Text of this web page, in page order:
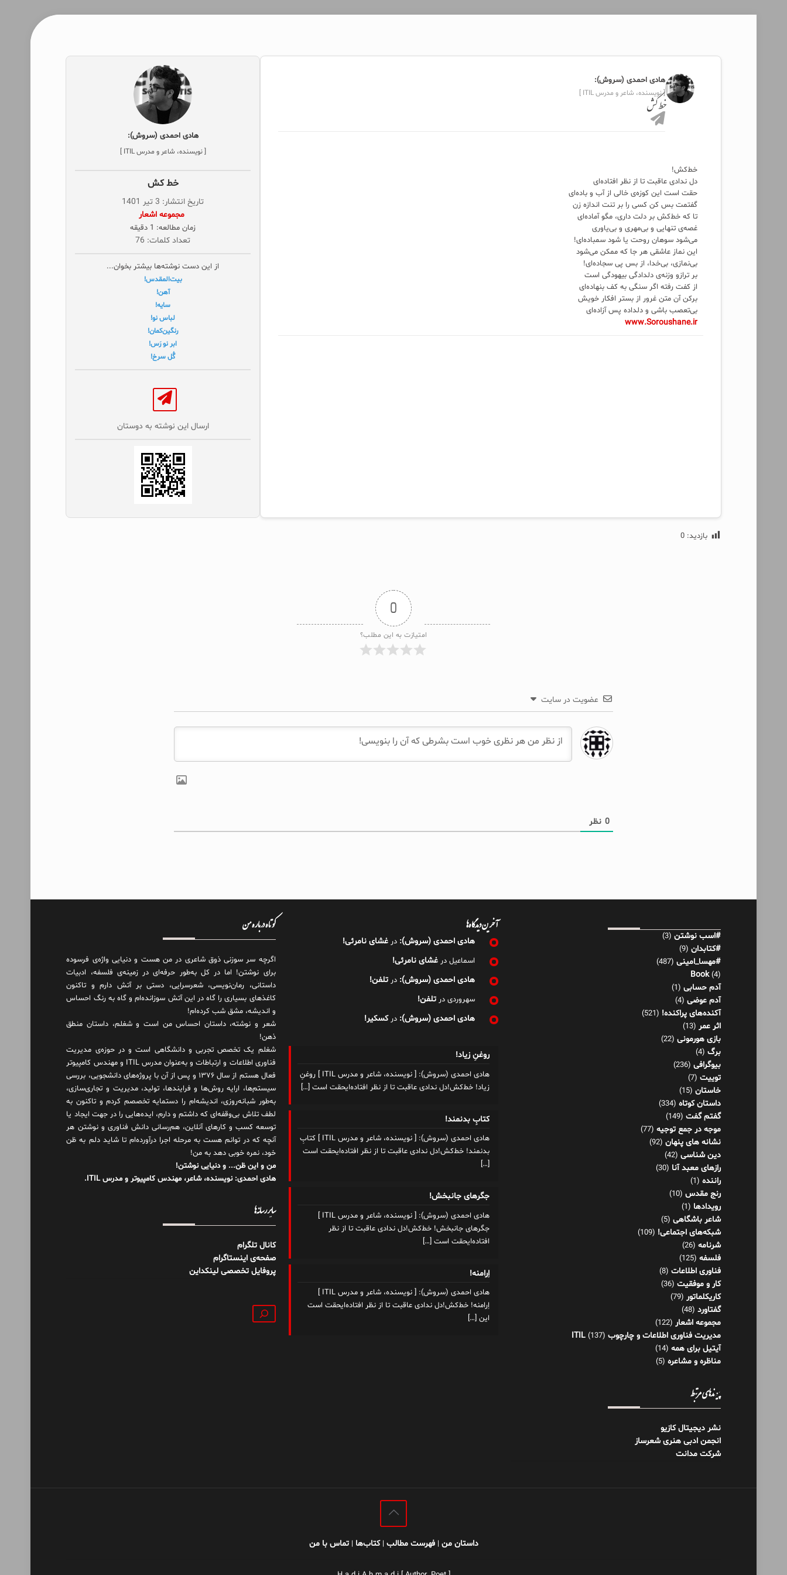
هادی احمدی (سروش):
[ نویسنده، شاعر و مدرس ITIL ]
خط‌‌ کش
خط‌کش!
دل ندادی عاقبت تا از نظر افتاده‌ای
حقت است این کوزه‌ی خالی از آب و باده‌ای
گفتمت بس کن کسی را بر تنت اندازه زن
تا که خط‌کش‌ بر دلت داری، مگو آماده‌ای
غصه‌ی تنهایی و بی‌مهری و بی‌یاوری
می‌شود سوهان روحت یا شود سمباده‌ای!
این نماز عاشقی هر جا که ممکن می‌شود
بی‌نمازی، بی‌خدا، از بس پی سجاده‌ای!
بر ترازو وزنه‌ی دلدادگی بیهودگی است
از کفت رفته اگر سنگی به کف بنهاده‌ای
برکن آن متن غرور از بستر افکار خویش
بی‌تعصب باشی و دلداده پس آزاده‌ای
www.Soroushane.ir
هادی احمدی (سروش):
[ نویسنده، شاعر و مدرس ITIL ]
خط‌‌ کش
تاریخ انتشار: 3 تیر 1401
‌ مجموعه اشعار
زمان مطالعه: 1 دقیقه
تعداد کلمات: 76
از این دست نوشته‌ها بیشتر بخوان...
بیت‌المقدس!
آهن!
سایه!
لباس نو!
رنگین‌کمان!
ابر نو رَس!
گُل سرخ!
ارسال این نوشته به دوستان‌
بازدید: 0
0
امتیازت به این مطلب؟
عضویت در سایت
0نظر
#اسب نوشتن (3)
#کتابدان (9)
#مهسا_امینی (487)
Book(4)
آدم حسابی (1)
آدم عوضی (4)
آکنده‌های پراکنده! (521)
اثر عمر (13)
بازی هورمونی (22)
برگ (4)
بیوگرافی (236)
توییت (7)
خاستان (15)
داستان کوتاه (334)
گفتم گفت (149)
موجه در جمع توجیه (77)
نشانه های پنهان (92)
دین شناسی (42)
رازهای معبد آنا (30)
راننده (1)
رنج مقدس (10)
رویدادها (1)
شاعر باشگاهی (5)
شبکه‌های اجتماعی! (109)
شرنامه (26)
فلسفه (125)
فناوری اطلاعات (8)
کار و موفقیت (36)
کاریکلماتور (79)
گفتاورد (48)
مجموعه اشعار (122)
مدیریت فناوری اطلاعات و چارچوب ITIL (137)
آیتیل برای همه (14)
مناظره و مشاعره (5)
پیوندهای مرتبط
نشر دیجیتال کازیو
انجمن ادبی هنری شعرساز
شرکت مدانت
آخرین دیدگاه‌ها
هادی احمدی (سروش): درغشای نامرئی!
اسماعیل درغشای نامرئی!
هادی احمدی (سروش): درتلفن!
سهروردی درتلفن!
هادی احمدی (سروش): درکسکیر!
روغنِ زیاد!
هادی احمدی (سروش): [ نویسنده، شاعر و مدرس ITIL ] روغنِ
زیاد! خط‌کش!دل ندادی عاقبت تا از نظر افتاده‌ایحقت است […]
کتابِ بدنمند!
هادی احمدی (سروش): [ نویسنده، شاعر و مدرس ITIL ] کتابِ
بدنمند! خط‌کش!دل ندادی عاقبت تا از نظر افتاده‌ایحقت است
[…]
جگرهای جانبخش!
هادی احمدی (سروش): [ نویسنده، شاعر و مدرس ITIL ]
جگرهای جانبخش! خط‌کش!دل ندادی عاقبت تا از نظر
افتاده‌ایحقت است […]
اِرامنه!
هادی احمدی (سروش): [ نویسنده، شاعر و مدرس ITIL ]
اِرامنه! خط‌کش!دل ندادی عاقبت تا از نظر افتاده‌ایحقت است
این […]
کوتاه درباره من
اگرچه سر سوزنی ذوق شاعری در من هست و دنیایی واژه‌‌ی فرسوده
برای نوشتن! اما در کل به‌طور حرفه‌ای در زمینه‌ی فلسفه، ادبیات
داستانی، رمان‌نویسی، شعرسرایی، دستی بر آتش دارم و تاکنون
کاغذهای بسیاری را گاه در این آتش سوزانده‌ام و گاه به رنگ احساس
و اندیشه، مشق شب کرده‌ام!
شعر و نوشته، داستان احساس من است و شغلم، داستان منطق
ذهن!
شغلم یک تخصص تجربی و دانشگاهی است و در حوزه‌ی مدیریت
فناوری اطلاعات و ارتباطات و به‌عنوان مدرس ITIL و مهندس کامپیوتر
فعال هستم از سال ۱۳۷۶ و پس از آن با پروژه‌های دانشجویی، بررسی
سیستم‌ها، ارایه روش‌ها و فرایندها، تولید، مدیریت و تجاری‌سازی،
به‌طور شبانه‌روزی، اندیشه‌ام را دستمایه تخصصم کردم و تاکنون به
لطف تلاش بی‌وقفه‌ای که داشتم و دارم، اید‌ه‌هایی را در جهت ایجاد یا
توسعه کسب و کارهای آنلاین، هم‌رسانی دانش فناوری و نوشتن هر
آنچه که در توانم هست به مرحله اجرا درآورده‌ام تا شاید دلم به ظن
خود، نمره خوبی دهد به من!
من و این ظن... و دنیایی نوشتن!
هادی احمدی: نویسنده، شاعر، مهندس کامپیوتر و مدرس ITIL.
سایر رسانه‌ها
کانال تلگرام
صفحه‌ی اینستاگرام
پروفایل تخصصی لینکداین
جستجو
داستان من |فهرست مطالب |کتاب‌ها |تماس با من